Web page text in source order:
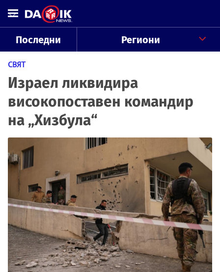
Последни Региони
СВЯТ
Израел ликвидира
високопоставен командир
на „Хизбула“